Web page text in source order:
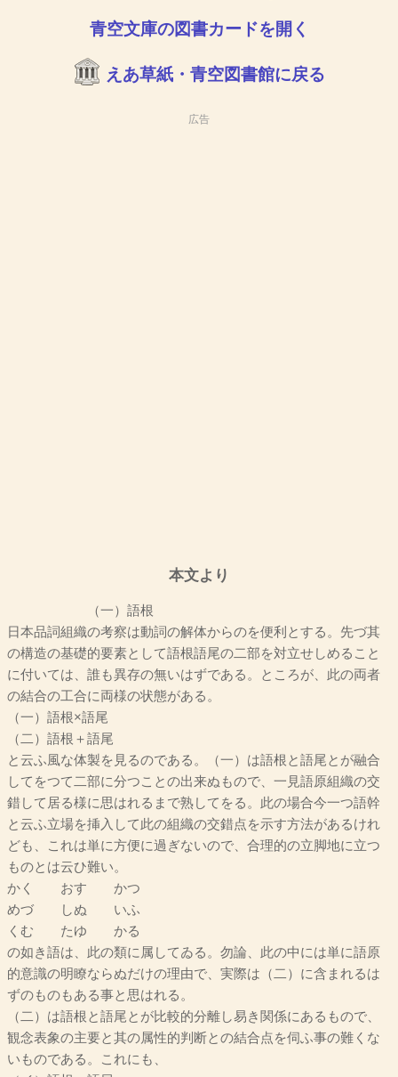
青空文庫の図書カードを開く
えあ草紙・青空図書館に戻る
広告
本文より
（一）語根
日本品詞組織の考察は動詞の解体からのを便利とする。先づ其
の構造の基礎的要素として語根語尾の二部を対立せしめること
に付いては、誰も異存の無いはずである。ところが、此の両者
の結合の工合に両様の状態がある。
（一）語根×語尾
（二）語根＋語尾
と云ふ風な体製を見るのである。（一）は語根と語尾とが融合
してをつて二部に分つことの出来ぬもので、一見語原組織の交
錯して居る様に思はれるまで熟してをる。此の場合今一つ語幹
と云ふ立場を挿入して此の組織の交錯点を示す方法があるけれ
ども、これは単に方便に過ぎないので、合理的の立脚地に立つ
ものとは云ひ難い。
かく おす かつ
めづ しぬ いふ
くむ たゆ かる
の如き語は、此の類に属してゐる。勿論、此の中には単に語原
的意識の明瞭ならぬだけの理由で、実際は（二）に含まれるは
ずのものもある事と思はれる。
（二）は語根と語尾とが比較的分離し易き関係にあるもので、
観念表象の主要と其の属性的判断との結合点を伺ふ事の難くな
いものである。これにも、